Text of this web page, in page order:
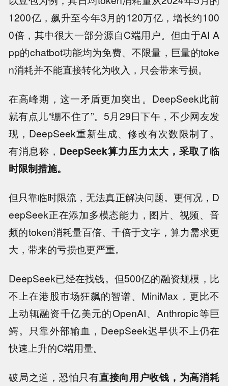
1200亿，飙升至今年3月的120万亿，增长约100
0倍，其中很大一部分源自C端用户。但由于AI A
pp的chatbot功能均为免费、不限量，巨量的toke
n消耗并不能直接转化为收入，只会带来亏损。
在高峰期，这一矛盾更加突出。DeepSeek此前
就有点儿“绷不住了”。5月29日下午，不少网友发
现，DeepSeek重新生成、修改有次数限制了。
有消息称， DeepSeek算力压力太大，采取了临
时限制措施。
但只靠临时限流，无法真正解决问题。更何况，D
eepSeek正在添加多模态能力，图片、视频、音
频的token消耗量百倍、千倍于文字，算力需求更
大，带来的亏损也更严重。
DeepSeek已经在找钱。但500亿的融资规模，比
不上在港股市场狂飙的智谱、MiniMax，更比不
上动辄融资千亿美元的OpenAI、Anthropic等巨
鳄。只靠外部输血，DeepSeek迟早供不上仍在
快速上升的C端用量。
破局之道，恐怕只有直接向用户收钱，为高消耗